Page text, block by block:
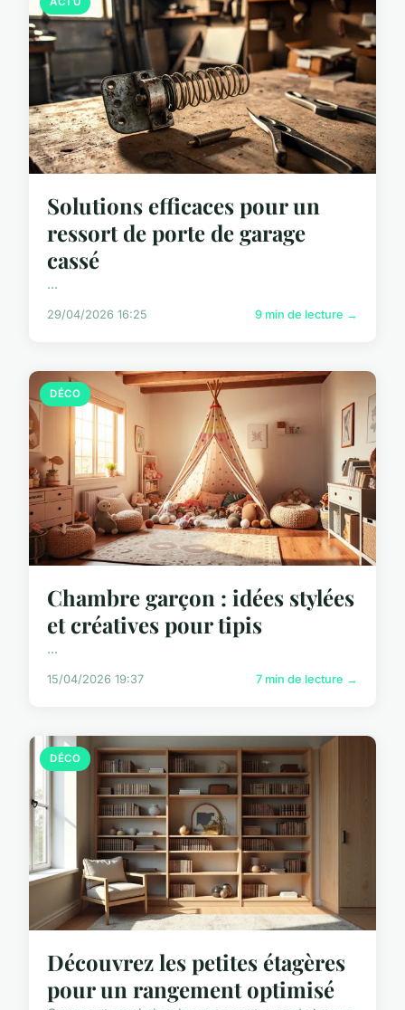
Solutions efficaces pour un
ressort de porte de garage
cassé
...
29/04/2026 16:25 9 min de lecture →
DÉCO
Chambre garçon : idées stylées
et créatives pour tipis
...
15/04/2026 19:37 7 min de lecture →
DÉCO
Découvrez les petites étagères
pour un rangement optimisé